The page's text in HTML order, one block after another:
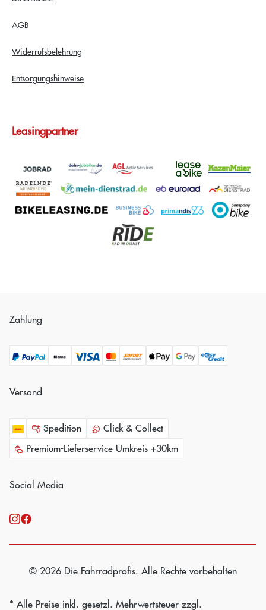
AGB
Widerrufsbelehrung
Entsorgungshinweise
Leasingpartner
Zahlung
Versand
Spedition
Click & Collect
Premium-Lieferservice Umkreis +30km
Social Media
© 2026 Die Fahrradprofis. Alle Rechte vorbehalten
* Alle Preise inkl. gesetzl. Mehrwertsteuer zzgl.